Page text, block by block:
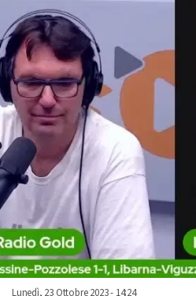
Lunedì, 23 Ottobre 2023 - 14:24